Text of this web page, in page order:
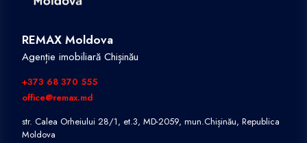
REMAX Moldova
Agenție imobiliară Chișinău
+373 68 370 555
office@remax.md
str. Calea Orheiului 28/1, et.3, MD-2059, mun.Chișinău, Republica
Moldova